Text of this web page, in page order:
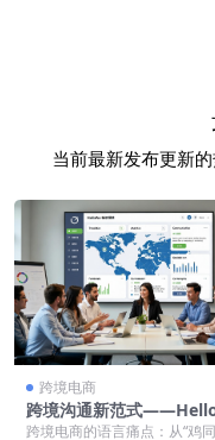
当前最新发布更新
跨境电商
跨境沟通新范式
rld如何用集成翻译重塑全
跨境电商的语言痛点：从“鸡同